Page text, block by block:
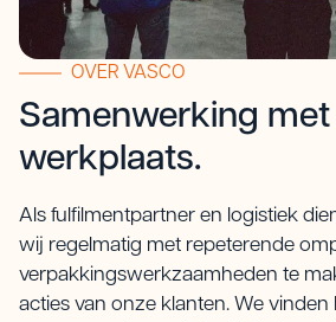
OVER VASCO
Samenwerking met
werkplaats.
Als fulfilmentpartner en logistiek
wij regelmatig met repeterende
verpakkingswerkzaamheden te
acties van onze klanten. We